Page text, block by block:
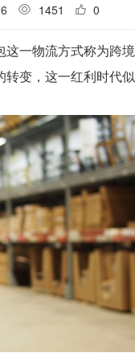
1451 0
一物流方式称为跨
变，这一红利时代似